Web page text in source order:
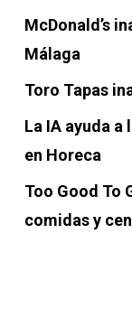
McDonald’s
Málaga
Toro Tapas
La IA ayuda
en Horeca
Too Good To
comidas y